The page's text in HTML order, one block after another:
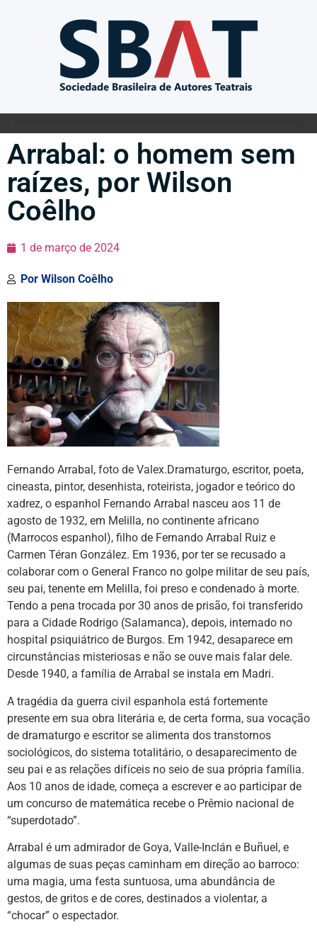
Arrabal: o homem sem
raízes, por Wilson
Coêlho
1 de março de 2024
Por Wilson Coêlho
Fernando Arrabal, foto de Valex.Dramaturgo, escritor, poeta,
cineasta, pintor, desenhista, roteirista, jogador e teórico do
xadrez, o espanhol Fernando Arrabal nasceu aos 11 de
agosto de 1932, em Melilla, no continente africano
(Marrocos espanhol), filho de Fernando Arrabal Ruiz e
Carmen Téran González. Em 1936, por ter se recusado a
colaborar com o General Franco no golpe militar de seu país,
seu pai, tenente em Melilla, foi preso e condenado à morte.
Tendo a pena trocada por 30 anos de prisão, foi transferido
para a Cidade Rodrigo (Salamanca), depois, internado no
hospital psiquiátrico de Burgos. Em 1942, desaparece em
circunstâncias misteriosas e não se ouve mais falar dele.
Desde 1940, a família de Arrabal se instala em Madri.
A tragédia da guerra civil espanhola está fortemente
presente em sua obra literária e, de certa forma, sua vocação
de dramaturgo e escritor se alimenta dos transtornos
sociológicos, do sistema totalitário, o desaparecimento de
seu pai e as relações difíceis no seio de sua própria família.
Aos 10 anos de idade, começa a escrever e ao participar de
um concurso de matemática recebe o Prêmio nacional de
“superdotado”.
Arrabal é um admirador de Goya, Valle-Inclán e Buñuel, e
algumas de suas peças caminham em direção ao barroco:
uma magia, uma festa suntuosa, uma abundância de
gestos, de gritos e de cores, destinados a violentar, a
“chocar” o espectador.